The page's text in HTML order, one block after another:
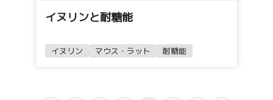
イヌリンと耐糖能
イヌリン マウス・ラット 耐糖能